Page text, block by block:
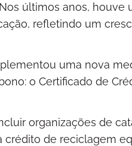
últimos anos,
refletindo um
uma nova
o Certificado de
organizações de
crédito de reciclagem